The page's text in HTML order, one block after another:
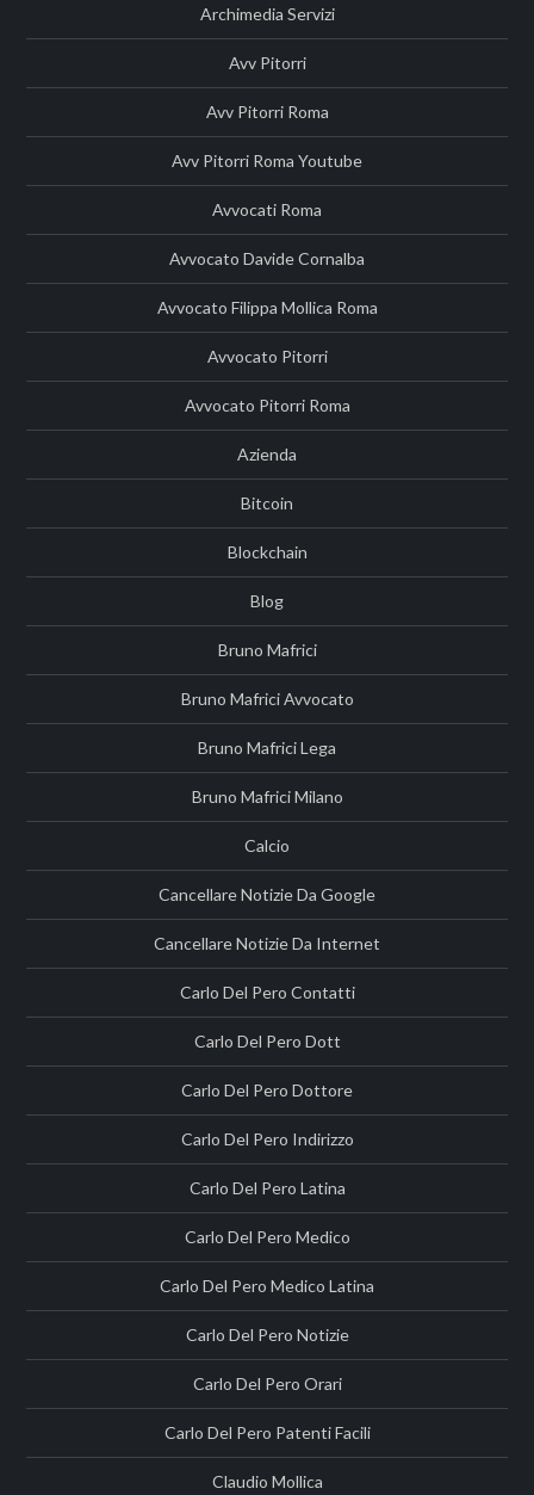
Archimedia Servizi
Avv Pitorri
Avv Pitorri Roma
Avv Pitorri Roma Youtube
Avvocati Roma
Avvocato Davide Cornalba
Avvocato Filippa Mollica Roma
Avvocato Pitorri
Avvocato Pitorri Roma
Azienda
Bitcoin
Blockchain
Blog
Bruno Mafrici
Bruno Mafrici Avvocato
Bruno Mafrici Lega
Bruno Mafrici Milano
Calcio
Cancellare Notizie Da Google
Cancellare Notizie Da Internet
Carlo Del Pero Contatti
Carlo Del Pero Dott
Carlo Del Pero Dottore
Carlo Del Pero Indirizzo
Carlo Del Pero Latina
Carlo Del Pero Medico
Carlo Del Pero Medico Latina
Carlo Del Pero Notizie
Carlo Del Pero Orari
Carlo Del Pero Patenti Facili
Claudio Mollica